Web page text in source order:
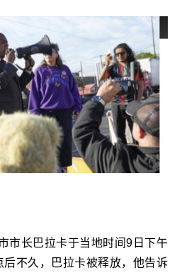
市长巴拉卡于当地时间9日下午
不久，巴拉卡被释放，他告诉